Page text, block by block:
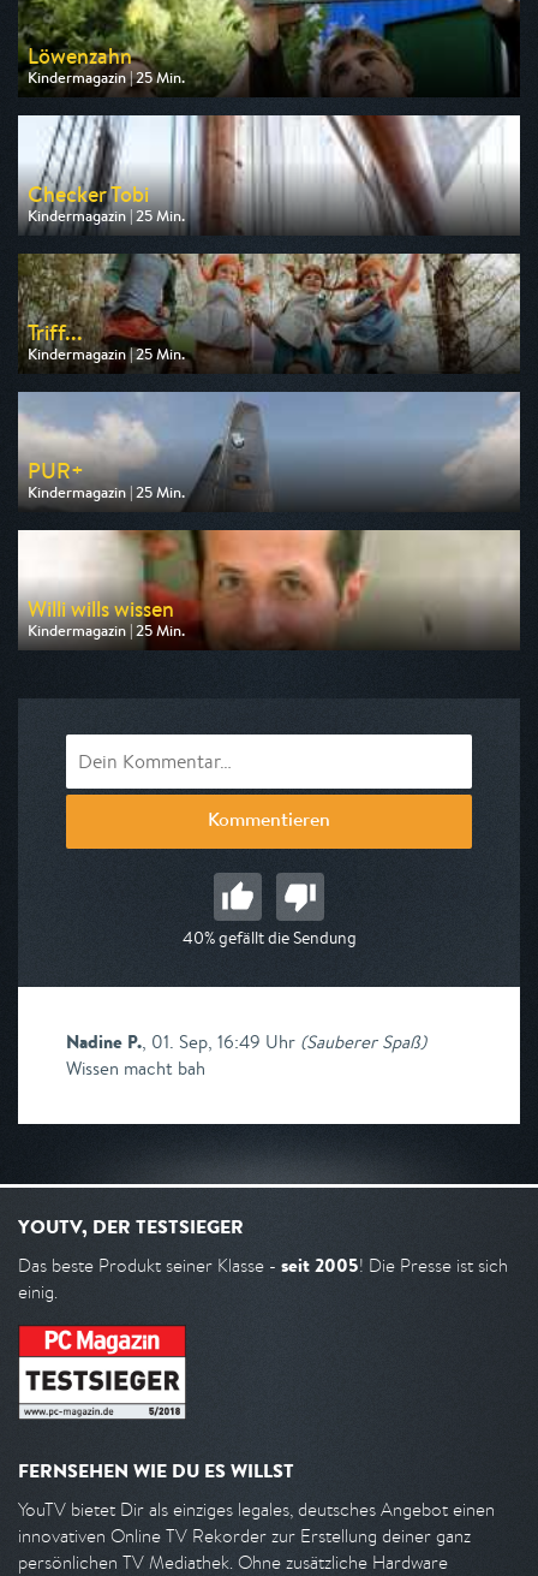
Löwenzahn
Kindermagazin | 25 Min.
Ausgestrahlt von ZDF
am 09.08.2026, 08:15
Checker Tobi
Kindermagazin | 25 Min.
Ausgestrahlt von KiKA
am 09.08.2026, 09:00
Triff...
Kindermagazin | 25 Min.
Ausgestrahlt von KiKA
am 10.08.2026, 13:15
PUR+
Kindermagazin | 25 Min.
Ausgestrahlt von KiKA
am 09.08.2026, 19:25
Willi wills wissen
Kindermagazin | 25 Min.
Ausgestrahlt von ARD alpha
Kommentieren
40% gefällt die Sendung
Nadine P., 01. Sep, 16:49 Uhr (Sauberer Spaß)
Wissen macht bah
YOUTV, DER TESTSIEGER
Das beste Produkt seiner Klasse - seit 2005! Die Presse ist sich
einig.
FERNSEHEN WIE DU ES WILLST
YouTV bietet Dir als einziges legales, deutsches Angebot einen
innovativen Online TV Rekorder zur Erstellung deiner ganz
persönlichen TV Mediathek. Ohne zusätzliche Hardware